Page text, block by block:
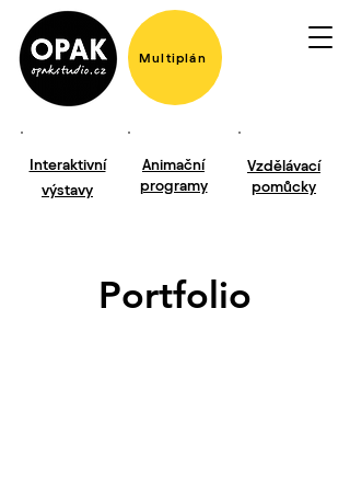
Multiplán
Vzdělávací
pomůcky
Animační
programy
Interaktivní
výstavy
Portfolio